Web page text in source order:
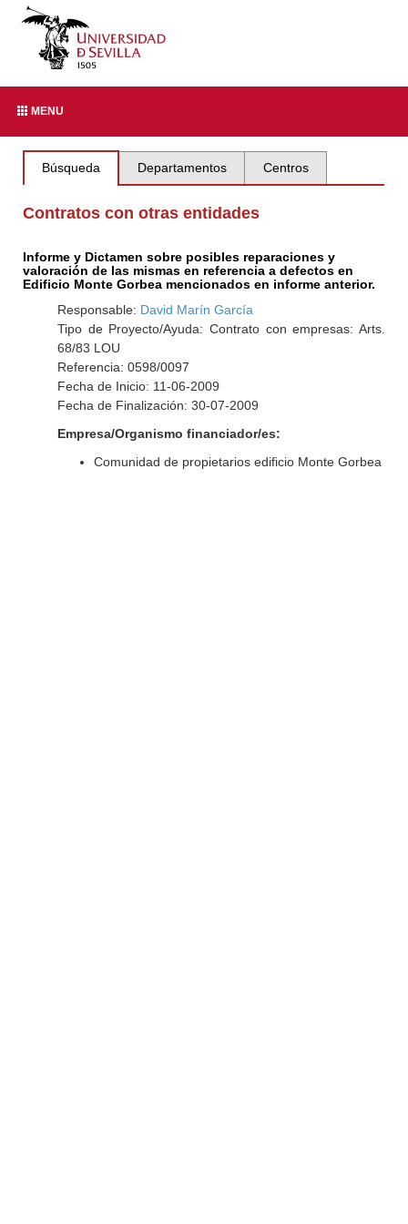
MENU
Búsqueda Departamentos Centros
Contratos con otras entidades
Informe y Dictamen sobre posibles reparaciones y
valoración de las mismas en referencia a defectos en
Edificio Monte Gorbea mencionados en informe anterior.
Responsable: David Marín García
Tipo de Proyecto/Ayuda: Contrato con empresas: Arts.
68/83 LOU
Referencia: 0598/0097
Fecha de Inicio: 11-06-2009
Fecha de Finalización: 30-07-2009
Empresa/Organismo financiador/es:
Comunidad de propietarios edificio Monte Gorbea